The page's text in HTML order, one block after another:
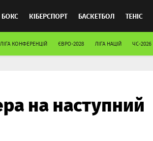
БОКС КІБЕРСПОРТ БАСКЕТБОЛ ТЕНІС
ЛІГА КОНФЕРЕНЦІЙ ЄВРО-2028 ЛІГА НАЦІЙ ЧС-2026
на наступний